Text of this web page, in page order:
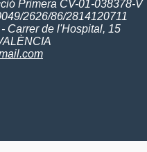
Primera CV-01-038378-V
2626/86/2814120711
Carrer de l'Hospital, 15